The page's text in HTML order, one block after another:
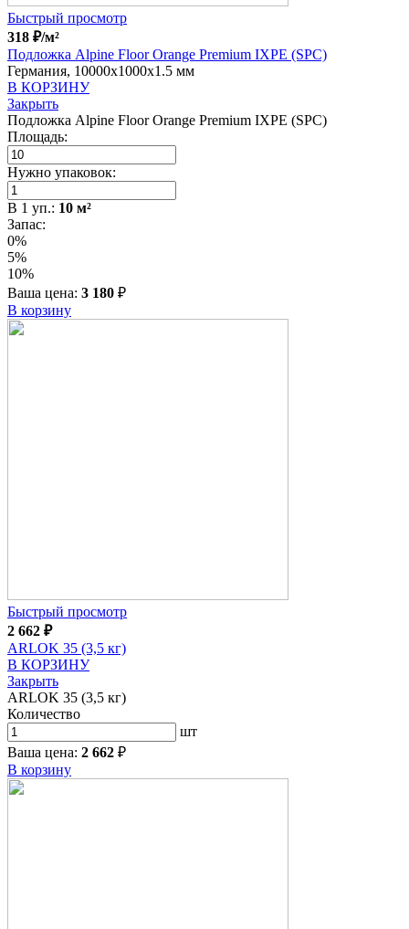
Быстрый просмотр
318 ₽/м²
Подложка Alpine Floor Orange Premium IXPE (SPC)
Германия, 10000x1000x1.5 мм
В КОРЗИНУ
Закрыть
Подложка Alpine Floor Orange Premium IXPE (SPC)
Площадь:
Нужно упаковок:
В 1 уп.: 10 м²
Запас:
0%
5%
10%
Ваша цена: 3 180 ₽
В корзину
Быстрый просмотр
2 662 ₽
ARLOK 35 (3,5 кг)
В КОРЗИНУ
Закрыть
ARLOK 35 (3,5 кг)
Количество
шт
Ваша цена: 2 662 ₽
В корзину